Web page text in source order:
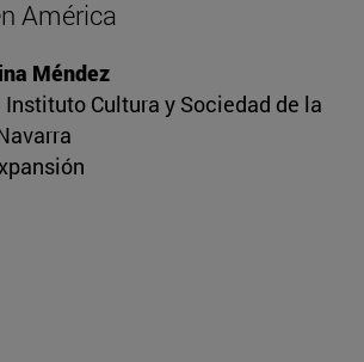
América
Méndez
Cultura y Sociedad de la